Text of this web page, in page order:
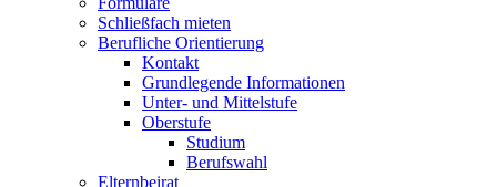
Schließfach mieten
Berufliche Orientierung
Kontakt
Grundlegende Informationen
Unter- und Mittelstufe
Oberstufe
Studium
Berufswahl
Elternbeirat